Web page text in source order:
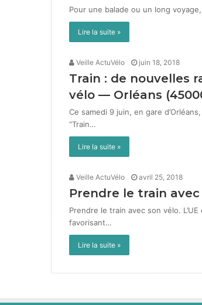
Pour une balade ou un long
Lire la suite »
Veille ActuVélo juin 18, 2018
Train : de nouvelles
vélo — Orléans (
Ce same­di 9 juin, en gare
“Train…
Lire la suite »
Veille ActuVélo avril 25, 2018
Prendre le train
Pren­dre le train avec son vélo.
favorisant…
Lire la suite »